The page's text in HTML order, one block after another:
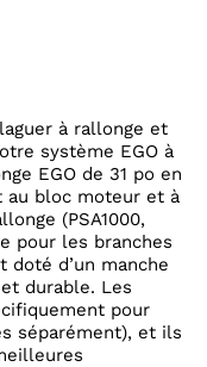
à rallonge et
système EGO à
EGO de 31 po en
au bloc moteur et à
(PSA1000,
pour les branches
d’un manche
durable. Les
pour
séparément), et ils